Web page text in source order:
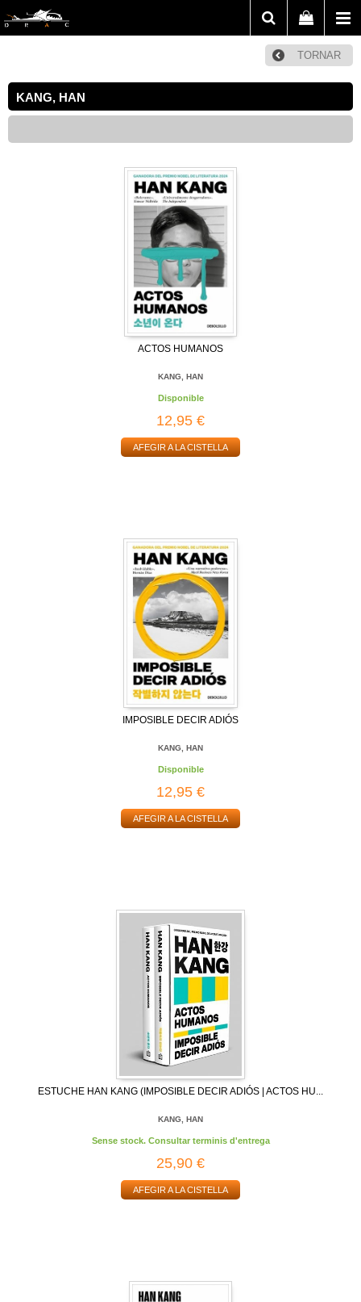
TORNAR
KANG, HAN
ACTOS HUMANOS
KANG, HAN
Disponible
12,95 €
AFEGIR A LA CISTELLA
IMPOSIBLE DECIR ADIÓS
KANG, HAN
Disponible
12,95 €
AFEGIR A LA CISTELLA
ESTUCHE HAN KANG (IMPOSIBLE DECIR ADIÓS | ACTOS HU...
KANG, HAN
Sense stock. Consultar terminis d'entrega
25,90 €
AFEGIR A LA CISTELLA